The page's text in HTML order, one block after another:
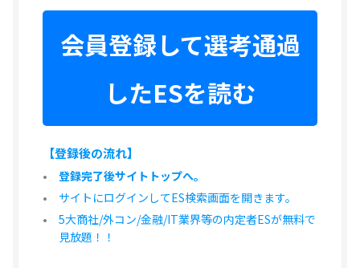
会員登録して選考通過
したESを読む
【登録後の流れ】
登録完了後サイトトップへ。
サイトにログインしてES検索画面を開きます。
5大商社/外コン/金融/IT業界等の内定者ESが無料で
見放題！！